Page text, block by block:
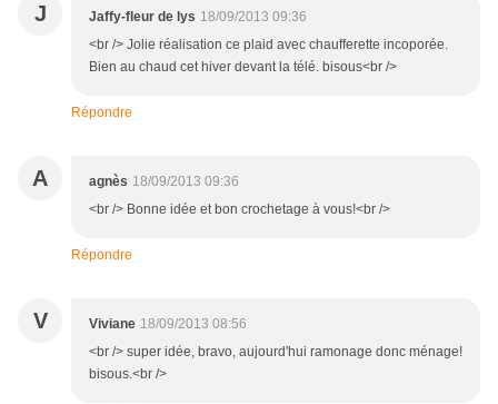
J Jaffy-fleur de lys 18/09/2013 09:36
<br /> Jolie réalisation ce plaid avec chaufferette incoporée.
Bien au chaud cet hiver devant la télé. bisous<br />
Répondre
A agnès 18/09/2013 09:36
<br /> Bonne idée et bon crochetage à vous!<br />
Répondre
V Viviane 18/09/2013 08:56
<br /> super idée, bravo, aujourd'hui ramonage donc ménage!
bisous.<br />